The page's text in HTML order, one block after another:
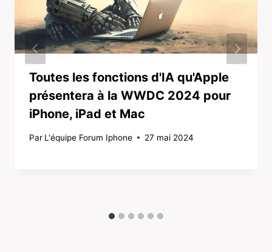
Toutes les fonctions d'IA qu'Apple
présentera à la WWDC 2024 pour
iPhone, iPad et Mac
Par L'équipe Forum Iphone 27 mai 2024